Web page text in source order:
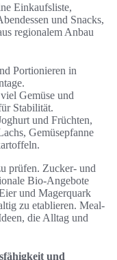
Einkaufsliste,
und Snacks,
regionalem Anbau
Portionieren in
Gemüse und
Stabilität.
und Früchten,
Gemüsepfanne
prüfen. Zucker- und
Bio-Angebote
und Magerquark
zu etablieren. Meal-
die Alltag und
und